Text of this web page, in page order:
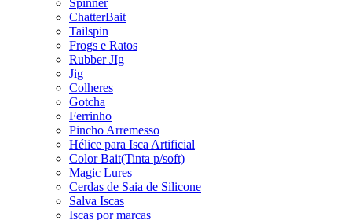
Spinner
ChatterBait
Tailspin
Frogs e Ratos
Rubber JIg
Jig
Colheres
Gotcha
Ferrinho
Pincho Arremesso
Hélice para Isca Artificial
Color Bait(Tinta p/soft)
Magic Lures
Cerdas de Saia de Silicone
Salva Iscas
Iscas por marcas